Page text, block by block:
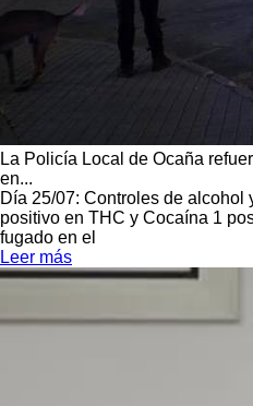
La Policía Local de Ocaña
en...
Día 25/07: Controles de alcohol
positivo en THC y Cocaína 1
fugado en el
Leer más